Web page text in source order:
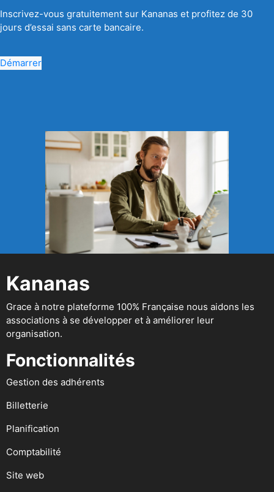
Inscrivez-vous gratuitement sur Kananas et profitez de 30
jours d’essai sans carte bancaire.
Démarrer
Kananas
Grace à notre plateforme 100% Française nous aidons les
associations à se développer et à améliorer leur
organisation.
Fonctionnalités
Gestion des adhérents
Billetterie
Planification
Comptabilité
Site web